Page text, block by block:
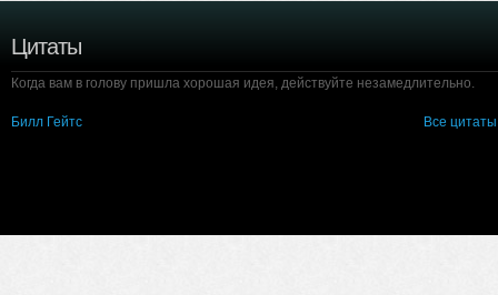
Цитаты
Когда вам в голову пришла хорошая идея, действуйте незамедлительно.
Билл Гейтс Все